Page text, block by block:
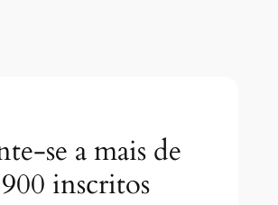
se a mais de
900 inscritos